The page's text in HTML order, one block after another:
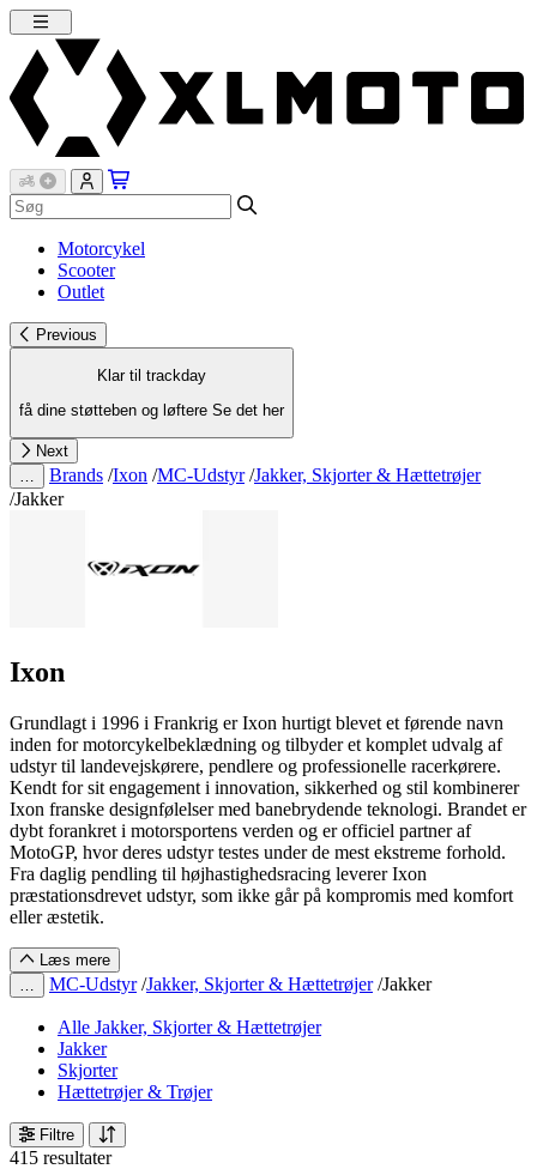
Motorcykel
Scooter
Outlet
Previous
Klar til trackday
få dine støtteben og løftere Se det her
Next
Brands /Ixon /MC-Udstyr /Jakker, Skjorter & Hættetrøjer
/Jakker
Ixon
Grundlagt i 1996 i Frankrig er Ixon hurtigt blevet et førende navn
inden for motorcykelbeklædning og tilbyder et komplet udvalg af
udstyr til landevejskørere, pendlere og professionelle racerkørere.
Kendt for sit engagement i innovation, sikkerhed og stil kombinerer
Ixon franske designfølelser med banebrydende teknologi. Brandet er
dybt forankret i motorsportens verden og er officiel partner af
MotoGP, hvor deres udstyr testes under de mest ekstreme forhold.
Fra daglig pendling til højhastighedsracing leverer Ixon
præstationsdrevet udstyr, som ikke går på kompromis med komfort
eller æstetik.
Læs mere
…
MC-Udstyr /Jakker, Skjorter & Hættetrøjer /Jakker
Alle Jakker, Skjorter & Hættetrøjer
Jakker
Skjorter
Hættetrøjer & Trøjer
Filtre
415 resultater